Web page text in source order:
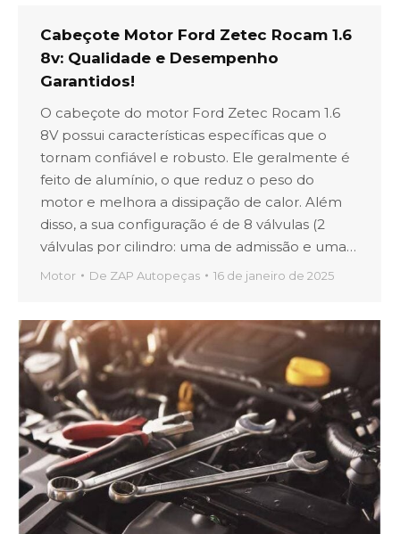
Cabeçote Motor Ford Zetec Rocam 1.6
8v: Qualidade e Desempenho
Garantidos!
O cabeçote do motor Ford Zetec Rocam 1.6
8V possui características específicas que o
tornam confiável e robusto. Ele geralmente é
feito de alumínio, o que reduz o peso do
motor e melhora a dissipação de calor. Além
disso, a sua configuração é de 8 válvulas (2
válvulas por cilindro: uma de admissão e uma…
Motor De ZAP Autopeças 16 de janeiro de 2025